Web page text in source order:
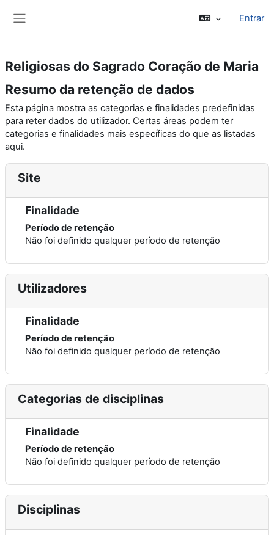
Entrar
Religiosas do Sagrado Coração de Maria
Resumo da retenção de dados
Esta página mostra as categorias e finalidades predefinidas
para reter dados do utilizador. Certas áreas podem ter
categorias e finalidades mais específicas do que as listadas
aqui.
Site
Finalidade
Período de retenção
Não foi definido qualquer período de retenção
Utilizadores
Finalidade
Período de retenção
Não foi definido qualquer período de retenção
Categorias de disciplinas
Finalidade
Período de retenção
Não foi definido qualquer período de retenção
Disciplinas